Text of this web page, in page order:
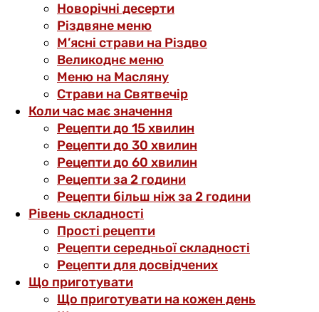
Новорічні десерти
Різдвяне меню
М’ясні страви на Різдво
Великоднє меню
Меню на Масляну
Страви на Святвечір
Коли час має значення
Рецепти до 15 хвилин
Рецепти до 30 хвилин
Рецепти до 60 хвилин
Рецепти за 2 години
Рецепти більш ніж за 2 години
Рівень складності
Прості рецепти
Рецепти середньої складності
Рецепти для досвідчених
Що приготувати
Що приготувати на кожен день